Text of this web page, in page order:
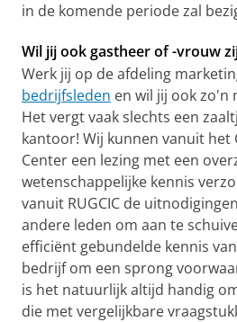
in de komende periode zal
Wil jij ook gastheer of -vrouw
Werk jij op de afdeling
bedrijfsleden en wil jij ook zo'n
Het vergt vaak slechts een
kantoor! Wij kunnen vanuit het
Center een lezing met een
wetenschappelijke kennis
vanuit RUGCIC de
andere leden om aan te
efficiënt gebundelde kennis
bedrijf om een sprong
is het natuurlijk altijd handig
die met vergelijkbare